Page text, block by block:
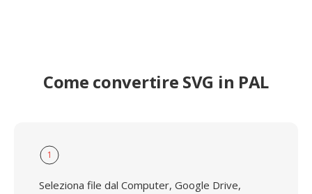
Come convertire SVG in PAL
1
Seleziona file dal Computer, Google Drive,